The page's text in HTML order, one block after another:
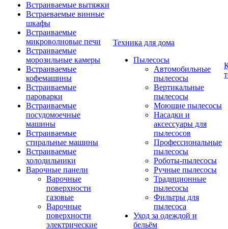
Встраиваемые вытяжки
Встраеваемые винные
шкафы
Встраиваемые
микроволновые печи
Встраиваемые
морозильные камеры
Встраиваемые
кофемашины
Встраиваемые
пароварки
Встраиваемые
посудомоечные
машины
Встраиваемые
стиральные машины
Встраиваемые
холодильники
Варочные панели
Варочные
поверхности
газовые
Варочные
поверхности
электрические
Техника для дома
Пылесосы
Автомобильные
пылесосы
Вертикальные
пылесосы
Моющие пылесосы
Насадки и
аксессуары для
пылесосов
Профессиональные
пылесосы
Роботы-пылесосы
Ручные пылесосы
Традиционные
пылесосы
Фильтры для
пылесоса
Уход за одеждой и
бельём